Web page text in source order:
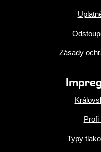
Zásady
Profi
Typy